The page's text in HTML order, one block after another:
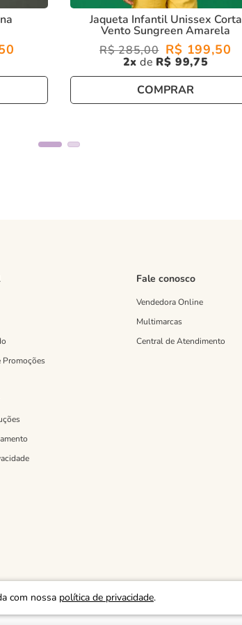
com nossa política de privacidade.
Jaqueta Infantil Unissex Corta
Vento Sungreen Amarela
R$ 285,00 R$ 199,50
2 R$ 99,75
COMPRAR
Promoções
Fale conosco
Vendedora Online
Multimarcas
Central de Atendimento